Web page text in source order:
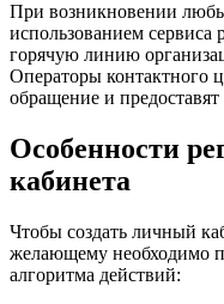
При возникновении
использованием сервиса
горячую линию
Операторы контактного
обращение и
Особенности
кабинета
Чтобы создать личный
желающему необходимо
алгоритма действий: